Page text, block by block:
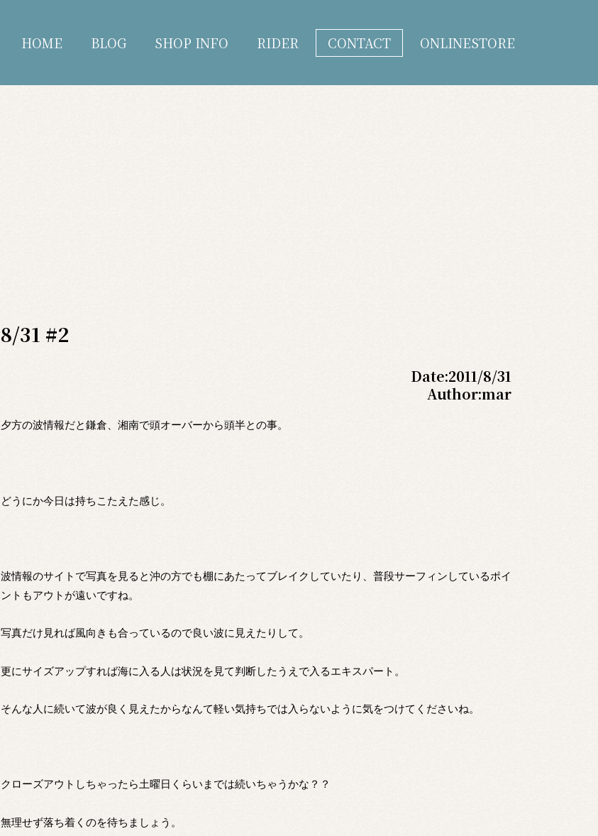
HOME BLOG SHOP INFO RIDER CONTACT ONLINESTORE
8/31 #2
Date:2011/8/31
Author:mar
夕方の波情報だと鎌倉、湘南で頭オーバーから頭半との事。
どうにか今日は持ちこたえた感じ。
波情報のサイトで写真を見ると沖の方でも棚にあたってブレイクしていたり、普段サーフィンしているポイ
ントもアウトが遠いですね。
写真だけ見れば風向きも合っているので良い波に見えたりして。
更にサイズアップすれば海に入る人は状況を見て判断したうえで入るエキスパート。
そんな人に続いて波が良く見えたからなんて軽い気持ちでは入らないように気をつけてくださいね。
クローズアウトしちゃったら土曜日くらいまでは続いちゃうかな？？
無理せず落ち着くのを待ちましょう。